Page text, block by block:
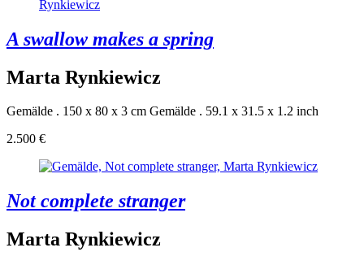
A swallow makes a spring
Marta Rynkiewicz
Gemälde . 150 x 80 x 3 cm Gemälde . 59.1 x 31.5 x 1.2 inch
2.500 €
Not complete stranger
Marta Rynkiewicz